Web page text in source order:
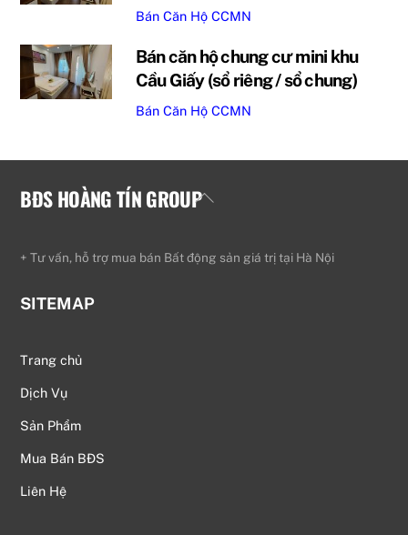
Bán Căn Hộ CCMN
Bán căn hộ chung cư mini khu
Cầu Giấy (sổ riêng / sổ chung)
Bán Căn Hộ CCMN
Back
BĐS HOÀNG TÍN GROUP
+ Tư vấn, hỗ trợ mua bán Bất động sản giá trị tại Hà Nội
SITEMAP
Trang chủ
Dịch Vụ
Sản Phẩm
Mua Bán BĐS
Liên Hệ